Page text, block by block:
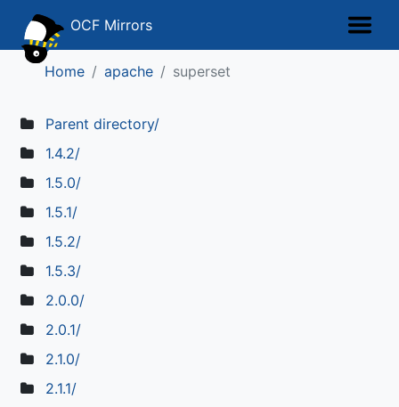
OCF Mirrors
Home apache superset
Parent directory/
1.4.2/
1.5.0/
1.5.1/
1.5.2/
1.5.3/
2.0.0/
2.0.1/
2.1.0/
2.1.1/